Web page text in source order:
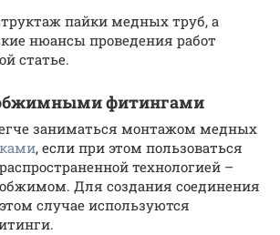
пайки медных труб, а
нюансы проведения работ
статье.
фитингами
заниматься монтажом медных
, если при этом пользоваться
технологией –
Для создания соединения
случае используются